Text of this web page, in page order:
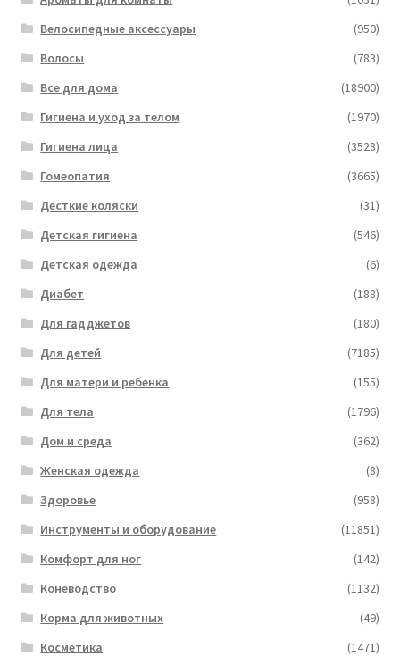
Велосипедные аксессуары
(950)
Волосы
(783)
Все для дома
(18900)
Гигиена и уход за телом
(1970)
Гигиена лица
(3528)
Гомеопатия
(3665)
Десткие коляски
(31)
Детская гигиена
(546)
Детская одежда
(6)
Диабет
(188)
Для гадджетов
(180)
Для детей
(7185)
Для матери и ребенка
(155)
Для тела
(1796)
Дом и среда
(362)
Женская одежда
(8)
Здоровье
(958)
Инструменты и оборудование
(11851)
Комфорт для ног
(142)
Коневодство
(1132)
Корма для животных
(49)
Косметика
(1471)